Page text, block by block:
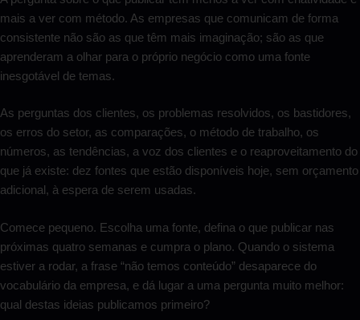
mais a ver com método. As empresas que comunicam de forma
consistente não são as que têm mais imaginação; são as que
aprenderam a olhar para o próprio negócio como uma fonte
inesgotável de temas.
As perguntas dos clientes, os problemas resolvidos, os bastidores,
os erros do setor, as comparações, o método de trabalho, os
números, as tendências, a voz dos clientes e o reaproveitamento do
que já existe: dez fontes que estão disponíveis hoje, sem orçamento
adicional, à espera de serem usadas.
Comece pequeno. Escolha uma fonte, defina o que publicar nas
próximas quatro semanas e cumpra o plano. Quando o sistema
estiver a rodar, a frase “não temos conteúdo” desaparece do
vocabulário da empresa, e dá lugar a uma pergunta muito melhor:
qual destas ideias publicamos primeiro?